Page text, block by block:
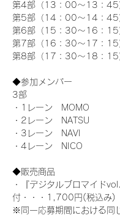
第4部（13：00～13：45
第5部（14：00～14：45
第6部（15：30～16：15
第7部（16：30～17：15
第8部（17：30～18：15
◆参加メンバー
3部
・1レーン　MOMO
・2レーン　NATSU
・3レーン　NAVI
・4レーン　NICO
◆販売商品
・『デジタルブロマイド
付・・・1,700円(税込み)
※同一応募期間における同